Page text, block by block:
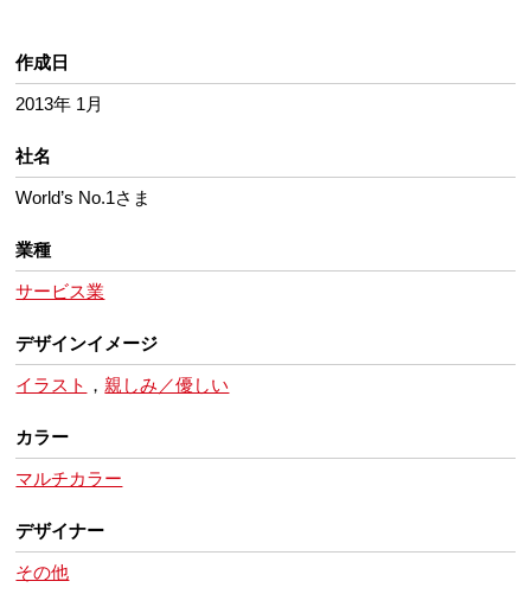
作成日
2013年 1月
社名
World’s No.1さま
業種
サービス業
デザインイメージ
イラスト ， 親しみ／優しい
カラー
マルチカラー
デザイナー
その他